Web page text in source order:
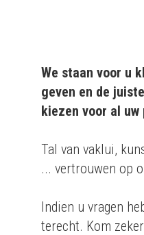
We staan voor u
geven en de
kiezen voor al
Tal van vaklui,
... vertrouwen op
Indien u vragen
terecht. Kom